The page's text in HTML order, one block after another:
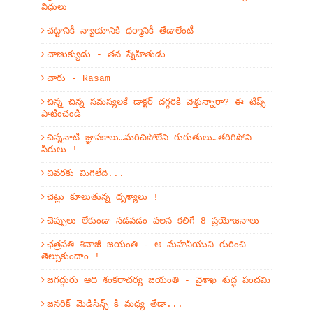
విధులు
చట్టానికీ న్యాయానికి ధర్మానికీ తేడాలేంటీ
చాణుక్యుడు - తన స్నేహితుడు
చారు - Rasam
చిన్న చిన్న సమస్యలకే డాక్టర్ దగ్గరికి వెళ్తున్నారా? ఈ టిప్స్
పాటించండి
చిన్ననాటి జ్ఞాపకాలు…మరిచిపోలేని గురుతులు…తరిగిపోని
సిరులు !
చివరకు మిగిలేది...
చెట్లు కూలుతున్న దృశ్యాలు !
చెప్పులు లేకుండా నడవడం వలన కలిగే 8 ప్రయోజనాలు
ఛత్రపతి శివాజీ జయంతి - ఆ మహనీయుని గురించి
తెల్సుకుందాం !
జగద్గురు ఆది శంకరాచర్య జయంతి - వైశాఖ శుద్ధ పంచమి
జనరిక్ మెడిసిన్స్ కి మధ్య తేడా...